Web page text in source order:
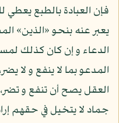
فإن العبادة بالطبع
يعبر عنه بنحو «الذين»
الدعاء و إن كان كذلك
المدعو بما لا ينفع و لا
العقل يصح أن تنفع و تضر،
جماد لا يتخيل في حقهم